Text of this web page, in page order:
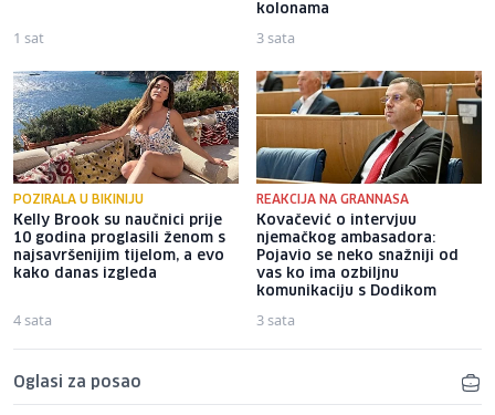
1 sat
kolonama
3 sata
POZIRALA U BIKINIJU
Kelly Brook su naučnici prije
10 godina proglasili ženom s
najsavršenijim tijelom, a evo
kako danas izgleda
4 sata
REAKCIJA NA GRANNASA
Kovačević o intervjuu
njemačkog ambasadora:
Pojavio se neko snažniji od
vas ko ima ozbiljnu
komunikaciju s Dodikom
3 sata
Oglasi za posao